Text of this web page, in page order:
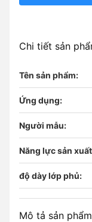
Chi tiết sản
Tên sản phẩm:
Ứng dụng:
Người mẫu:
Năng lực sản
độ dày lớp phủ:
Mô tả sản phẩm